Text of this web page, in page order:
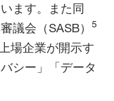
ます。また同
議会（SASB）
5
場企業が開示す
シー」「データ